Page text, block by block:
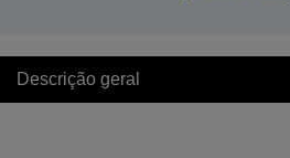
Descrição geral